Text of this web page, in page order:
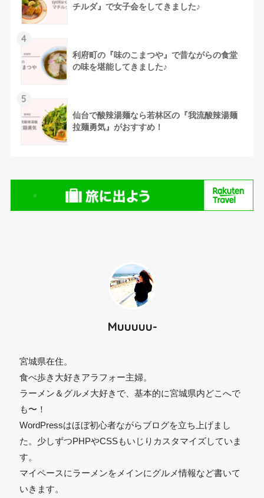
チルダ』で女子会をしてきました♪
4
利府町の『味のこまつや』で昔ながらの食堂
の味を堪能してきました♪
5
仙台で酸辣湯麺なら若林区の『我流酸辣湯麺
拉麺勇気』がおすすめ！
Muuuuu-
宮城県在住。
食べ歩き大好きアラフォー主婦。
ラーメン＆グルメ大好きで、基本的に宮城県内どこへで
も〜！
WordPressはほぼ初心者ながらブログを立ち上げまし
た。少しずつPHPやCSSもいじりカスタマイズしていま
す。
マイペースにラーメンをメインにグルメ情報など書いて
いきます。